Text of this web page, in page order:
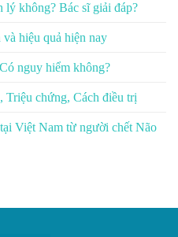
lý không? Bác sĩ giải đáp?
hiệu quả hiện nay
nguy hiểm không?
Triệu chứng, Cách điều trị
Việt Nam từ người chết Não